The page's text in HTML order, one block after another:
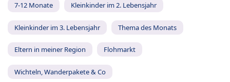
7-12 Monate Kleinkinder im 2. Lebensjahr
Kleinkinder im 3. Lebensjahr Thema des Monats
Eltern in meiner Region Flohmarkt
Wichteln, Wanderpakete & Co